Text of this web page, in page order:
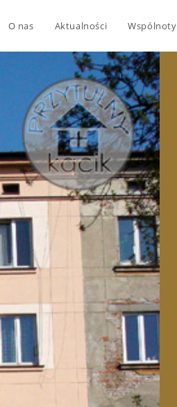
O nas Aktualności Wspólnoty